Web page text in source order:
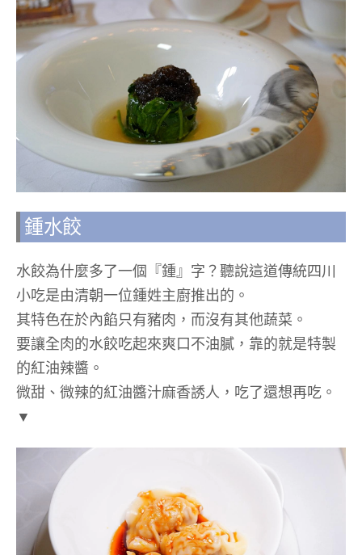
鍾水餃
水餃為什麼多了一個『鍾』字？聽說這道傳統四川
小吃是由清朝一位鍾姓主廚推出的。
其特色在於內餡只有豬肉，而沒有其他蔬菜。
要讓全肉的水餃吃起來爽口不油膩，靠的就是特製
的紅油辣醬。
微甜、微辣的紅油醬汁麻香誘人，吃了還想再吃。
▼